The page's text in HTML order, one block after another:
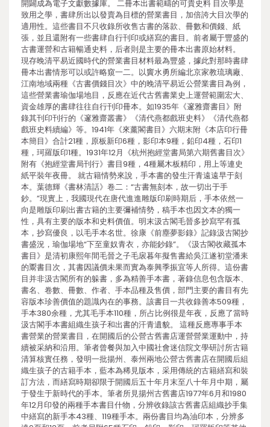
開闢成為電子文獻數據庫。 二冊本出書範疇的可貴史料 目次學是
致用之學，書肆所出以發賣為目標的營業書目，加倍誇大目次學的
適用性。這些書目不只收錄所收售古書的落款、冊數和價錢、紙
張，並且還附有一些書肆自行刊印或繕寫的書目。前者屬于豐盛的
古書運營和古籍暢通史料，后者則是主要的冊本出書原始材料。
現存晚清平易近國時代的營業書目材料最為豐盛，據此對那時書肆
冊本出書情形可以或許略窺一二。以竇水勇所編北京家教琉璃廠、
江南地域兩種《古書價錢目次》中的晚清平易近公營業書目為例，
這些營業書瑜伽場地目，反應在近代古舊書業史上運營範圍宏大、
資金雄厚的書肆往往自行刊印冊本。如1935年《邃雅齋書目》附
錄其刊印刊行的《邃雅齋叢書》《清代燕都戲班史料》《清代燕都
戲班史料續編》等。1941年《來薰閣書目》六期末附《本店印行冊
本簡目》合計21種，原板新印6種，影印本9種，鉛印4種，石印1
種，珂羅版印1種。1931年12月《杭州抱經堂書局第六期舊書目次》
附有《抱經堂書局刊行》書目9種，4種屬木板精印，用上等連史
紙平裝年夜冊。 就古籍情勢來說，手本書的發生汗青遠遠早于刻
本。葉德輝《書林清話》卷二：“古書無刻本，故一切出于手
鈔。”現實上，我國現代在唐代進進雕版印刷時期后，手本依然一
向是雕版印刷出書古籍的主要彌補情勢，稿手本也因文本的獨一
性，具有主要的版本和史料價值。明末汲古閣毛晉多抄寫罕有孤
本，抄寫優良，以毛手本名世。徐康《前塵夢影錄》記錄汲古閣抄
書盛況，瑜伽場地“下至童奴青衣，亦能鈔錄”。《汲古閣收藏孤本
書目》是清初康熙年間毛晉之子毛扆暮年擬售書給吳江遂初堂潘耒
的鬻書目次，其書因議價未果而實為泰興季振宜等人所得。這份書
目并非汲古閣所有的躲書，多為精善手本書，著錄信息包含版本、
書名、卷數、冊數、作者、手本品種及售價，部門主要的書目有先
容版本珍善價值的題識內在的事務。該書目一共收錄善本509種，
手本380余種，尤其毛手本110種，所占比例很是年夜，反應了當時
汲古閣手本書組織生孩子和出書的汗青遺貌。 這種反應專事手本
書營業的營業書目，在開國后的公營古舊書店運營營業運動中，持
續被采納和沿用。筆者曾餐與加入中國社會迷信院文學研討所古籍
清算核實任務，發明一批揚州、泰州兩地公營古舊書店在開國后組
織生孩子的古籍手本，藍本為稀見版本，采用傳統的古籍繕寫和裝
訂方法，而繕寫時期卻限于開國后五十年月末至八十年月中期，屬
于發生于新時代的手本。筆者所見揚州古舊書店1977年6月和1980
年12月印發的兩種手本書目什物，分辨收錄該古舊書店組織抄手集
中繕寫的新手本43種、119種手本。兩份書目均為油印本，分辨多